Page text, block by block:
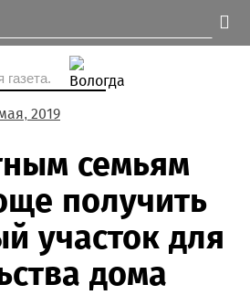
газета.
2019
семьям
получить
участок для
дома